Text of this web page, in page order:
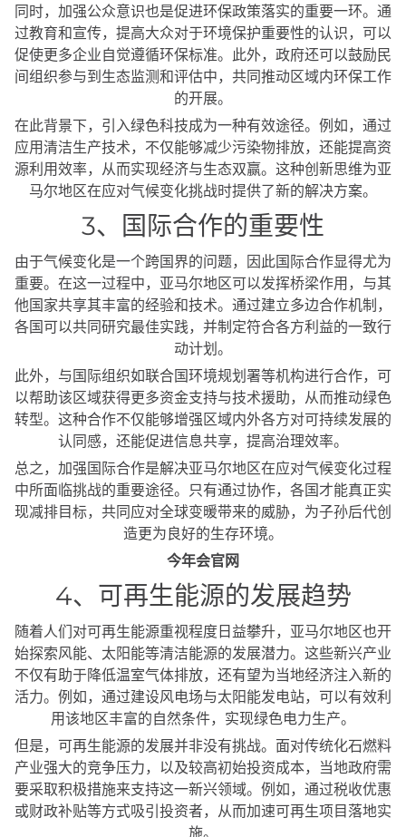
同时，加强公众意识也是促进环保政策落实的重要一环。通
过教育和宣传，提高大众对于环境保护重要性的认识，可以
促使更多企业自觉遵循环保标准。此外，政府还可以鼓励民
间组织参与到生态监测和评估中，共同推动区域内环保工作
的开展。
在此背景下，引入绿色科技成为一种有效途径。例如，通过
应用清洁生产技术，不仅能够减少污染物排放，还能提高资
源利用效率，从而实现经济与生态双赢。这种创新思维为亚
马尔地区在应对气候变化挑战时提供了新的解决方案。
3、国际合作的重要性
由于气候变化是一个跨国界的问题，因此国际合作显得尤为
重要。在这一过程中，亚马尔地区可以发挥桥梁作用，与其
他国家共享其丰富的经验和技术。通过建立多边合作机制，
各国可以共同研究最佳实践，并制定符合各方利益的一致行
动计划。
此外，与国际组织如联合国环境规划署等机构进行合作，可
以帮助该区域获得更多资金支持与技术援助，从而推动绿色
转型。这种合作不仅能够增强区域内外各方对可持续发展的
认同感，还能促进信息共享，提高治理效率。
总之，加强国际合作是解决亚马尔地区在应对气候变化过程
中所面临挑战的重要途径。只有通过协作，各国才能真正实
现减排目标，共同应对全球变暖带来的威胁，为子孙后代创
造更为良好的生存环境。
今年会官网
4、可再生能源的发展趋势
随着人们对可再生能源重视程度日益攀升，亚马尔地区也开
始探索风能、太阳能等清洁能源的发展潜力。这些新兴产业
不仅有助于降低温室气体排放，还有望为当地经济注入新的
活力。例如，通过建设风电场与太阳能发电站，可以有效利
用该地区丰富的自然条件，实现绿色电力生产。
但是，可再生能源的发展并非没有挑战。面对传统化石燃料
产业强大的竞争压力，以及较高初始投资成本，当地政府需
要采取积极措施来支持这一新兴领域。例如，通过税收优惠
或财政补贴等方式吸引投资者，从而加速可再生项目落地实
施。